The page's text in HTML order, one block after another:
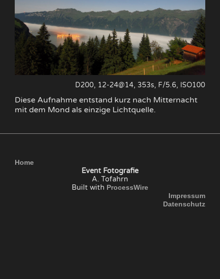
D200, 12-24@14, 353s, F/5.6, ISO100
Diese Aufnahme entstand kurz nach Mitternacht
mit dem Mond als einzige Lichtquelle.
Home
Event Fotografie
A. Tofahrn
Built with ProcessWire
Impressum
Datenschutz